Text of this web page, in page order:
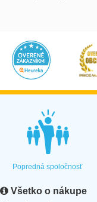
Popredná spoločnosť
Všetko o nákupe